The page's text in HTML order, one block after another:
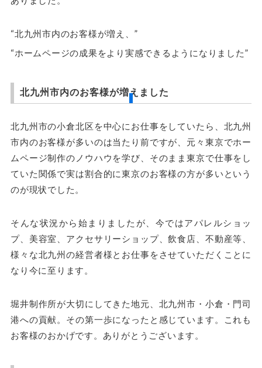
“北九州市内のお客様が増え、”
“ホームページの成果をより実感できるようになりました”
北九州市内のお客様が増えました
北九州市の小倉北区を中心にお仕事をしていたら、北九州
市内のお客様が多いのは当たり前ですが、元々東京でホー
ムページ制作のノウハウを学び、そのまま東京で仕事をし
ていた関係で実は割合的に東京のお客様の方が多いという
のが現状でした。
そんな状況から始まりましたが、今ではアパレルショッ
プ、美容室、アクセサリーショップ、飲食店、不動産等、
様々な北九州の経営者様とお仕事をさせていただくことに
なり今に至ります。
堀井制作所が大切にしてきた地元、北九州市・小倉・門司
港への貢献。その第一歩になったと感じています。これも
お客様のおかげです。ありがとうございます。